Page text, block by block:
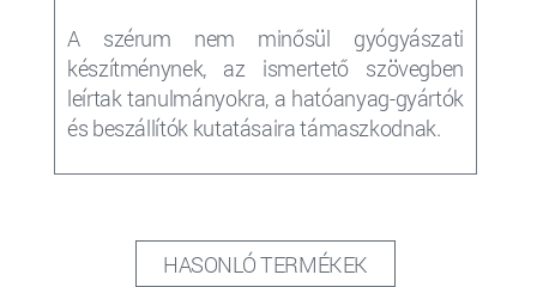
A szérum nem minősül gyógyászati
készítménynek, az ismertető szövegben
leírtak tanulmányokra, a hatóanyag-gyártók
és beszállítók kutatásaira támaszkodnak.
HASONLÓ TERMÉKEK